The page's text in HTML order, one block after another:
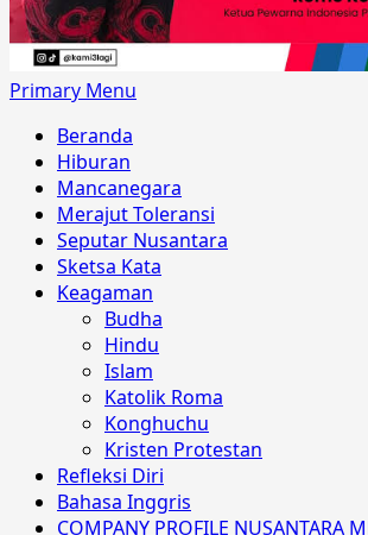
Primary Menu
Beranda
Hiburan
Mancanegara
Merajut Toleransi
Seputar Nusantara
Sketsa Kata
Keagaman
Budha
Hindu
Islam
Katolik Roma
Konghuchu
Kristen Protestan
Refleksi Diri
Bahasa Inggris
COMPANY PROFILE NUSANTARA